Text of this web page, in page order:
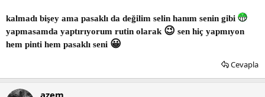
kalmadı bişey ama pasaklı da değilim selin hanım senin gibi
yapmasamda yaptırıyorum rutin olarak 😉 sen hiç yapmıyon
hem pinti hem pasaklı seni 😀
Cevapla
azem